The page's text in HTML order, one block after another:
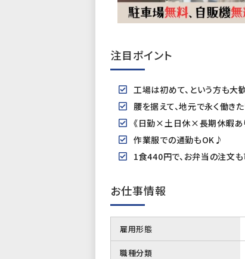
注目ポイント
工場は初めて、という方も
腰を据えて、地元で永く働き
《日勤×土日休×長期休暇あ
作業服での通勤もOK♪
1食440円で、お弁当の注文
お仕事情報
雇用形態
職種分類